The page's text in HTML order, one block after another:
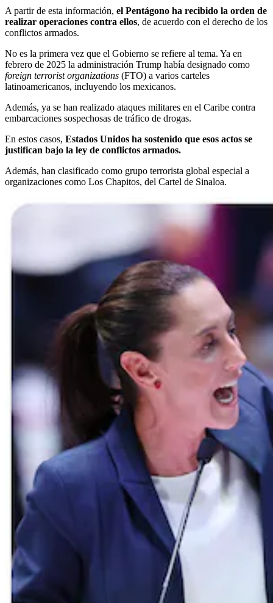
A partir de esta información, el Pentágono ha recibido la orden de
realizar operaciones contra ellos, de acuerdo con el derecho de los
conflictos armados.
No es la primera vez que el Gobierno se refiere al tema. Ya en
febrero de 2025 la administración Trump había designado como
foreign terrorist organizations (FTO) a varios carteles
latinoamericanos, incluyendo los mexicanos.
Además, ya se han realizado ataques militares en el Caribe contra
embarcaciones sospechosas de tráfico de drogas.
En estos casos, Estados Unidos ha sostenido que esos actos se
justifican bajo la ley de conflictos armados.
Además, han clasificado como grupo terrorista global especial a
organizaciones como Los Chapitos, del Cartel de Sinaloa.